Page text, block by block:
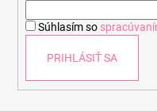
Súhlasím so
PRIHLÁSIŤ SA